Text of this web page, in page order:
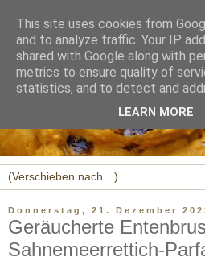
Donnerstag, 21. Dezember
Geräucherte
Sahnemeerrettich-
This site uses cookies from
and to analyze traffic. Your IP
shared with Google along with
metrics to ensure quality of
statistics, and to detect and
LEARN MORE